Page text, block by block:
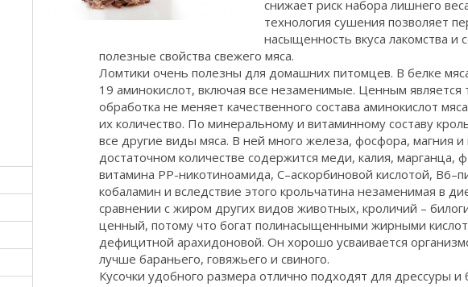
снижает риск набора лишнего
технология сушения позволяет
насыщенность вкуса лакомства и
полезные свойства свежего мяса.
Ломтики очень полезны для домашних питомцев. В белке
19 аминокислот, включая все незаменимые. Ценным является
обработка не меняет качественного состава аминокислот
их количество. По минеральному и витаминному составу
все другие виды мяса. В ней много железа, фосфора, магния и
достаточном количестве содержится меди, калия, марганца,
витамина PP-никотиноамида, C–аскорбиновой кислотой,
кобаламин и вследствие этого крольчатина незаменимая в
сравнении с жиром других видов животных, кроличий –
ценный, потому что богат полинасыщенными жирными
дефицитной арахидоновой. Он хорошо усваивается
лучше бараньего, говяжьего и свиного.
Кусочки удобного размера отлично подходят для дрессуры и